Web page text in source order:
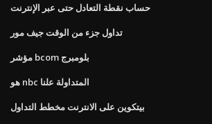
حساب نقطة التعادل حتى عبر الإنترنت
تداول جزء من الوقت جيف مور
مؤشر bcom بلومبرج
هو nbc المتداولة علنا
بيتكوين على الانترنت مخطط التداول